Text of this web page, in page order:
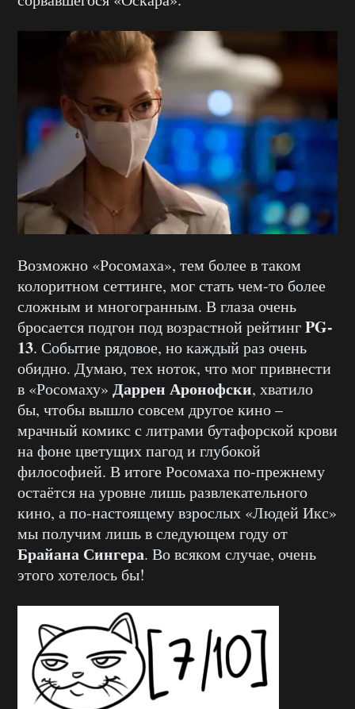
Возможно «Росомаха», тем более в таком
колоритном сеттинге, мог стать чем-то более
сложным и многогранным. В глаза очень
бросается подгон под возрастной рейтингPG-
13. Событие рядовое, но каждый раз очень
обидно. Думаю, тех ноток, что мог привнести
в «Росомаху» Даррен Аронофски, хватило
бы, чтобы вышло совсем другое кино –
мрачный комикс с литрами бутафорской крови
на фоне цветущих пагод и глубокой
философией. В итоге Росомаха по-прежнему
остаётся на уровне лишь развлекательного
кино, а по-настоящему взрослых «Людей Икс»
мы получим лишь в следующем году от
Брайана Сингера. Во всяком случае, очень
этого хотелось бы!